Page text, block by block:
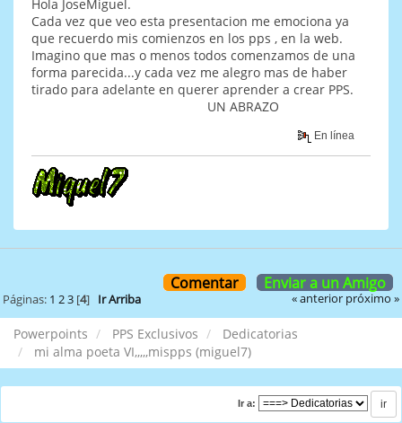
Hola JoseMiguel.
Cada vez que veo esta presentacion me emociona ya
que recuerdo mis comienzos en los pps , en la web.
Imagino que mas o menos todos comenzamos de una
forma parecida...y cada vez me alegro mas de haber
tirado para adelante en querer aprender a crear PPS.
UN ABRAZO
En línea
Comentar Enviar a un Amigo
Páginas: 1 2 3[4] Ir Arriba « anterior próximo »
Powerpoints PPS Exclusivos
Dedicatorias
mi alma poeta VI,,,,,mispps (miguel7)
Ir a: